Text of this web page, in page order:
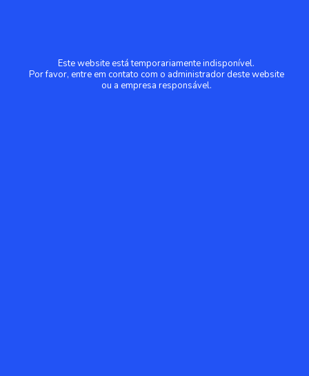
Este website está temporariamente indisponível.
Por favor, entre em contato com o administrador deste website
ou a empresa responsável.